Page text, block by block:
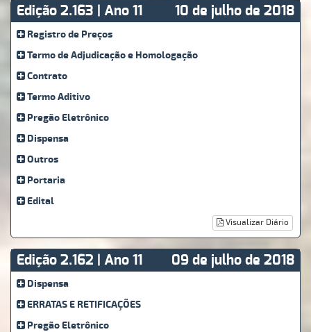
Edição 2.163 | Ano 11 10 de julho de 2018
Registro de Preços
Termo de Adjudicação e Homologação
Contrato
Termo Aditivo
Pregão Eletrônico
Dispensa
Outros
Portaria
Edital
Visualizar Diário
Edição 2.162 | Ano 11 09 de julho de 2018
Dispensa
ERRATAS E RETIFICAÇÕES
Pregão Eletrônico